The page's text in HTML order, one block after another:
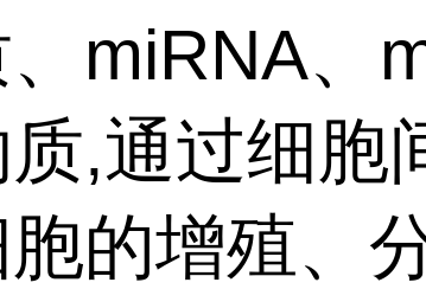
miRNA、
,通过细胞
的增殖、